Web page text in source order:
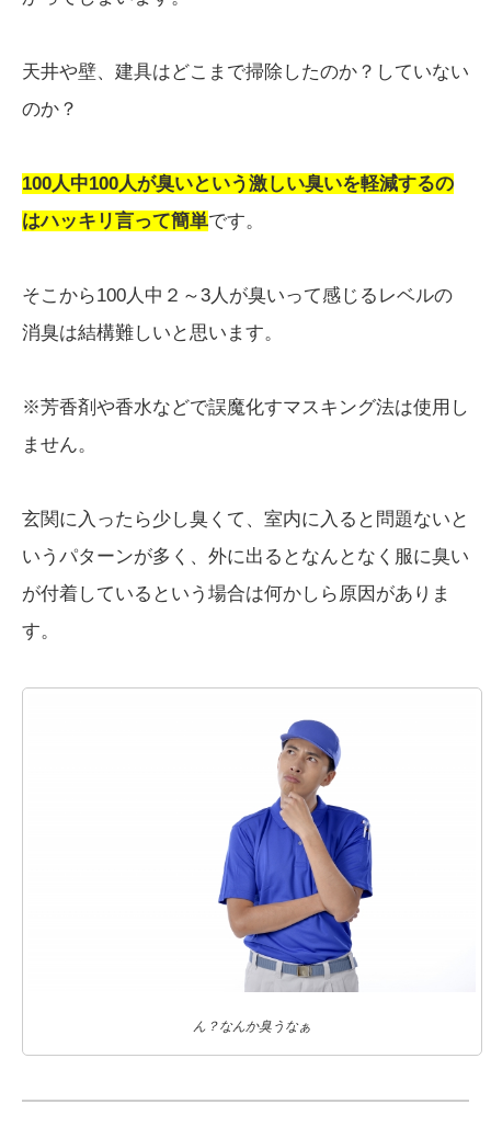
天井や壁、建具はどこまで掃除したのか？していない
のか？
100人中100人が臭いという激しい臭いを軽減するの
はハッキリ言って簡単です。
そこから100人中２～3人が臭いって感じるレベルの
消臭は結構難しいと思います。
※芳香剤や香水などで誤魔化すマスキング法は使用し
ません。
玄関に入ったら少し臭くて、室内に入ると問題ないと
いうパターンが多く、外に出るとなんとなく服に臭い
が付着しているという場合は何かしら原因がありま
す。
ん？なんか臭うなぁ